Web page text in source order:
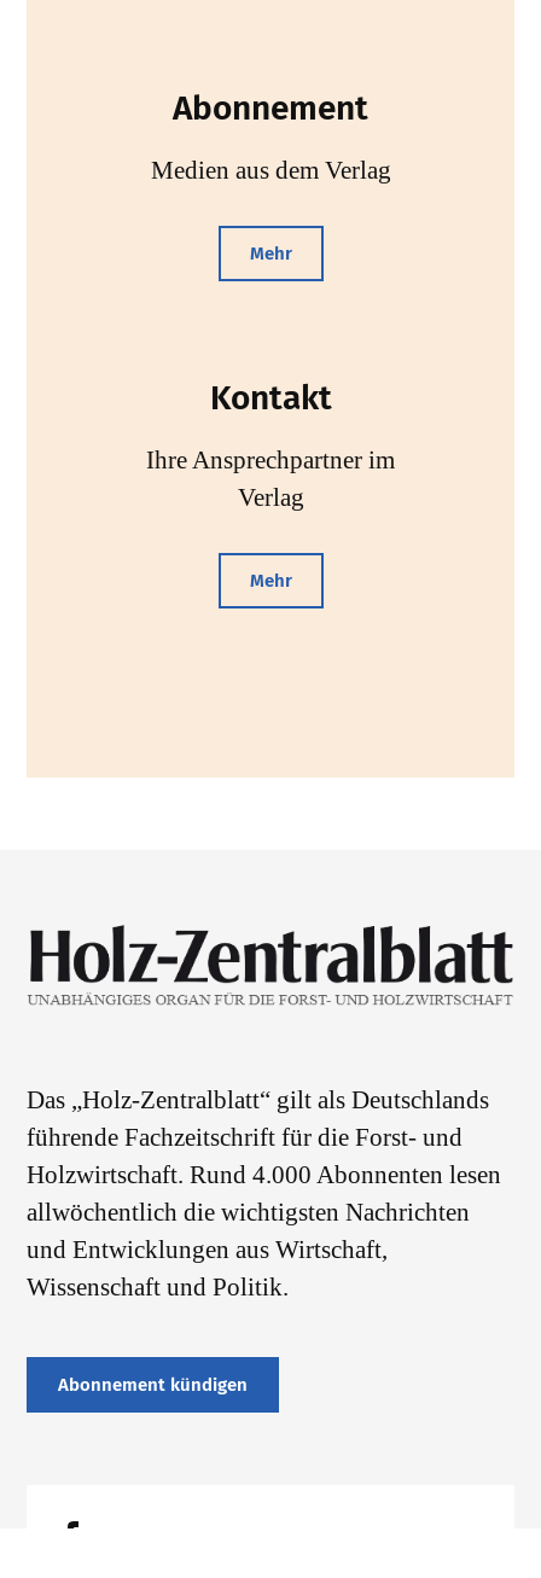
Abonnement
Medien aus dem Verlag
Mehr
Kontakt
Ihre Ansprechpartner im
Verlag
Mehr
Das „Holz-Zentralblatt“ gilt als Deutschlands
führende Fachzeitschrift für die Forst- und
Holzwirtschaft. Rund 4.000 Abonnenten lesen
allwöchentlich die wichtigsten Nachrichten
und Entwicklungen aus Wirtschaft,
Wissenschaft und Politik.
Abonnement kündigen